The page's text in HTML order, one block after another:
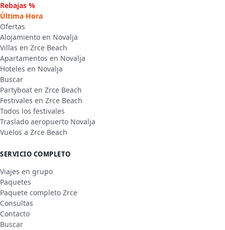
Rebajas %
Última Hora
Ofertas
Alojamiento en Novalja
Villas en Zrce Beach
Apartamentos en Novalja
Hoteles en Novalja
Buscar
Partyboat en Zrce Beach
Festivales en Zrce Beach
Todos los festivales
Traslado aeropuerto Novalja
Vuelos a Zrce Beach
SERVICIO COMPLETO
Viajes en grupo
Paquetes
Paquete completo Zrce
Consultas
Contacto
Buscar